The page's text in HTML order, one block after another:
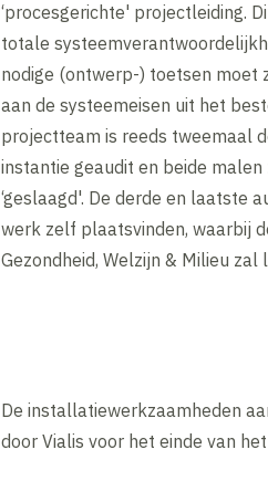
‘procesgerichte' projectleiding.
totale
nodige (ontwerp-) toetsen moet
aan de systeemeisen uit het
projectteam is reeds tweemaal
instantie geaudit en beide
‘geslaagd'. De derde en laatste
werk zelf plaatsvinden, waarbij
Gezondheid, Welzijn & Milieu zal
De installatiewerkzaamheden
door Vialis voor het einde van